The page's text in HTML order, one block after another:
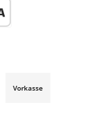
(via Stripe)
(via
Vorkasse